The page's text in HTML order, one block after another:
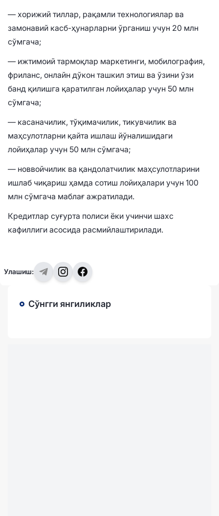
— хорижий тиллар, рақамли технологиялар ва
замонавий касб-ҳунарларни ўрганиш учун 20 млн
сўмгача;
— ижтимоий тармоқлар маркетинги, мобилография,
фриланс, онлайн дўкон ташкил этиш ва ўзини ўзи
банд қилишга қаратилган лойиҳалар учун 50 млн
сўмгача;
— касаначилик, тўқимачилик, тикувчилик ва
маҳсулотларни қайта ишлаш йўналишидаги
лойиҳалар учун 50 млн сўмгача;
— новвойчилик ва қандолатчилик маҳсулотларини
ишлаб чиқариш ҳамда сотиш лойиҳалари учун 100
млн сўмгача маблағ ажратилади.
Кредитлар суғурта полиси ёки учинчи шахс
кафиллиги асосида расмийлаштирилади.
Улашиш:
Сўнгги янгиликлар